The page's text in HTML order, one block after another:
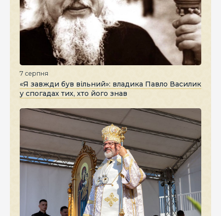
7 серпня
«Я завжди був вільний»: владика Павло Василик
у спогадах тих, хто його знав